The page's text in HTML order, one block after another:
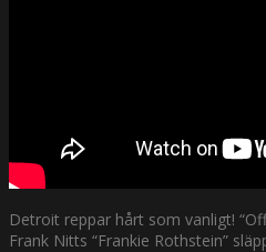
Detroit reppar hårt som vanligt!
Frank Nitts “Frankie Rothstein”